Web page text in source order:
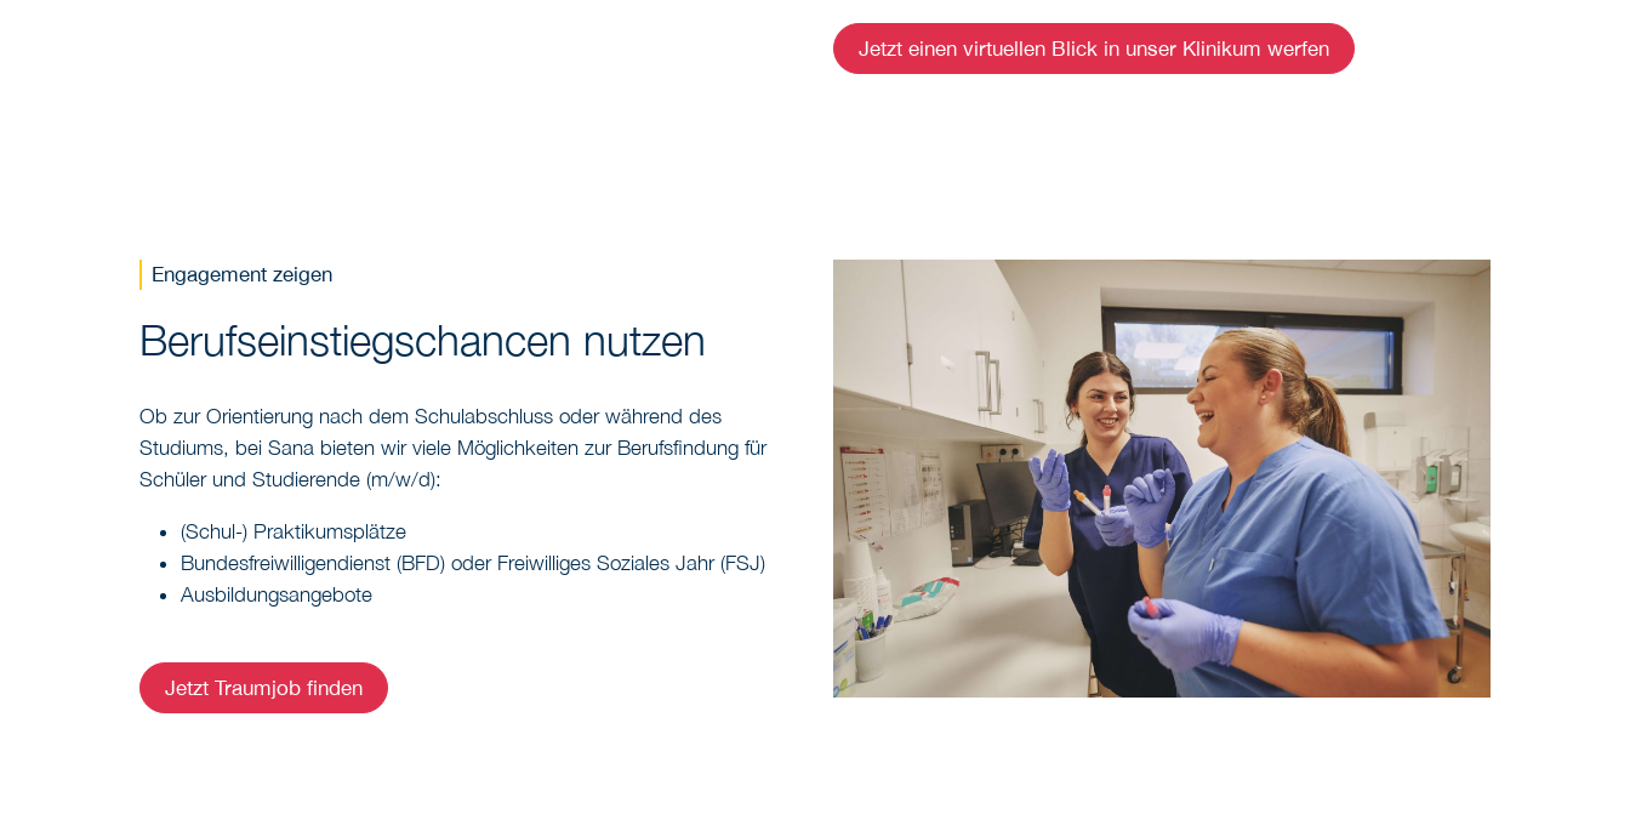
Jetzt einen virtuellen Blick in unser Klinikum werfen
Engagement zeigen
Berufseinstiegschancen nutzen
Ob zur Orientierung nach dem Schulabschluss oder während des
Studiums, bei Sana bieten wir viele Möglichkeiten zur Berufsfindung für
Schüler und Studierende (m/w/d):
(Schul-) Praktikumsplätze
Bundesfreiwilligendienst (BFD) oder Freiwilliges Soziales Jahr (FSJ)
Ausbildungsangebote
Jetzt Traumjob finden